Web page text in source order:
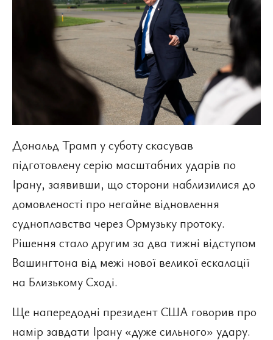
Дональд Трамп у суботу скасував
підготовлену серію масштабних ударів по
Ірану, заявивши, що сторони наблизилися до
домовленості про негайне відновлення
судноплавства через Ормузьку протоку.
Рішення стало другим за два тижні відступом
Вашингтона від межі нової великої ескалації
на Близькому Сході.
Ще напередодні президент США говорив про
намір завдати Ірану «дуже сильного» удару.